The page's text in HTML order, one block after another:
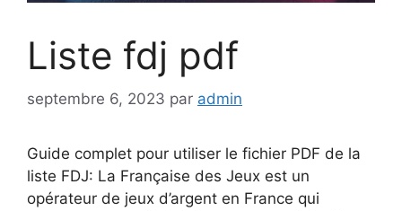
Liste fdj pdf
septembre 6, 2023 par admin
Guide complet pour utiliser le fichier PDF de la
liste FDJ: La Française des Jeux est un
opérateur de jeux d’argent en France qui